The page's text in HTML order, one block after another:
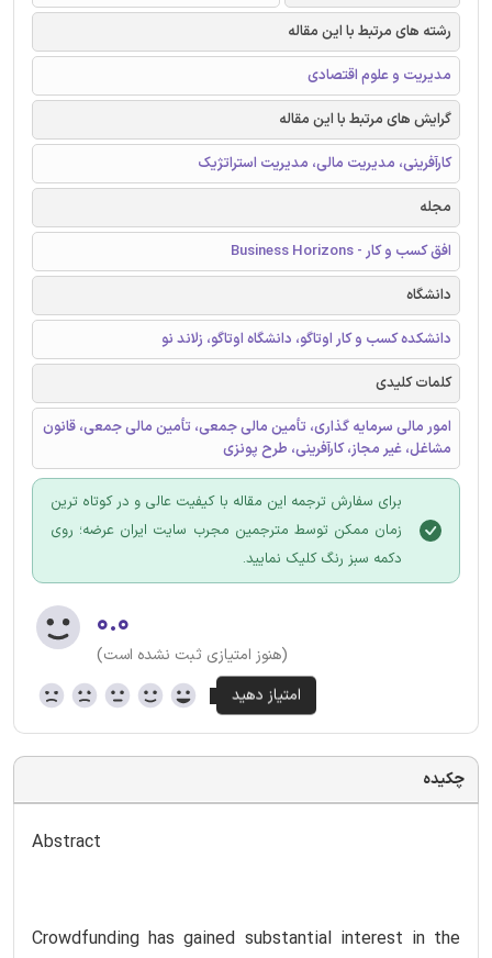
رشته های مرتبط با این مقاله
مدیریت و علوم اقتصادی
گرایش های مرتبط با این مقاله
کارآفرینی، مدیریت مالی، مدیریت استراتژیک
مجله
افق کسب و کار - Business Horizons
دانشگاه
دانشکده کسب و کار اوتاگو، دانشگاه اوتاگو، زلاند نو
کلمات کلیدی
امور مالی سرمایه گذاری، تأمین مالی جمعی، تأمین مالی جمعی، قانون
مشاغل، غیر مجاز، کارآفرینی، طرح پونزی
برای سفارش ترجمه این مقاله با کیفیت عالی و در کوتاه ترین
زمان ممکن توسط مترجمین مجرب سایت ایران عرضه؛ روی
دکمه سبز رنگ کلیک نمایید.
۰.۰
(هنوز امتیازی ثبت نشده است)
چکیده
Abstract
Crowdfunding has gained substantial interest in the